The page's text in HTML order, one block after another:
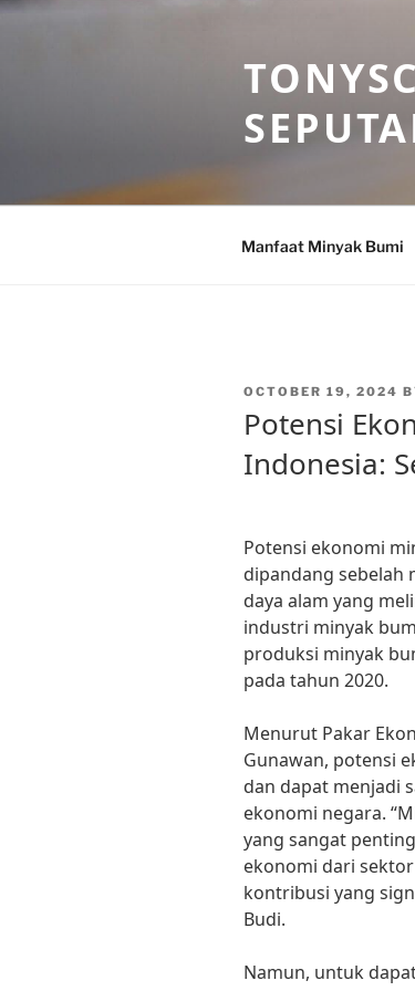
Skip
Manfaat Minyak Bumi
POSTED
OCTOBER 19, 2024
Potensi
Indonesia:
Potensi ekonomi
dipandang sebelah
daya alam yang
industri minyak
produksi minyak
pada tahun 2020.
Menurut Pakar
Gunawan, potensi
dan dapat menjadi
ekonomi negara.
yang sangat
ekonomi dari
kontribusi yang
Budi.
Namun, untuk